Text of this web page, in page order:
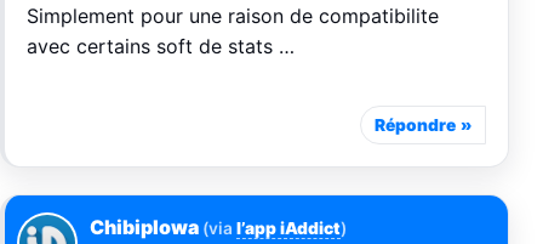
Simplement pour une raison de compatibilite
avec certains soft de stats …
Répondre
Chibiplowa (via l’app iAddict)